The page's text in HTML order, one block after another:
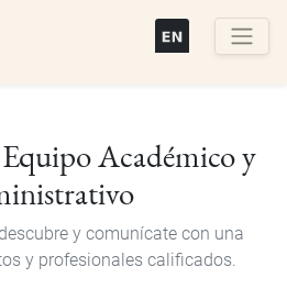
Académico y
y comunícate con una
y profesionales calificados.